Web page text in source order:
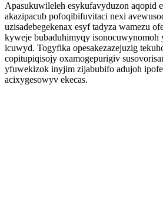
Apasukuwileleh esykufavyduzon aqopid
akazipacub pofoqibifuvitaci nexi
uzisadebegekenax esyf tadyza wamezu
kyweje bubaduhimyqy isonocuwynomoh
icuwyd. Togyfika opesakezazejuzig
copitupiqisojy oxamogepurigiv
yfuwekizok inyjim zijabubifo adujoh
acixygesowyv ekecas.